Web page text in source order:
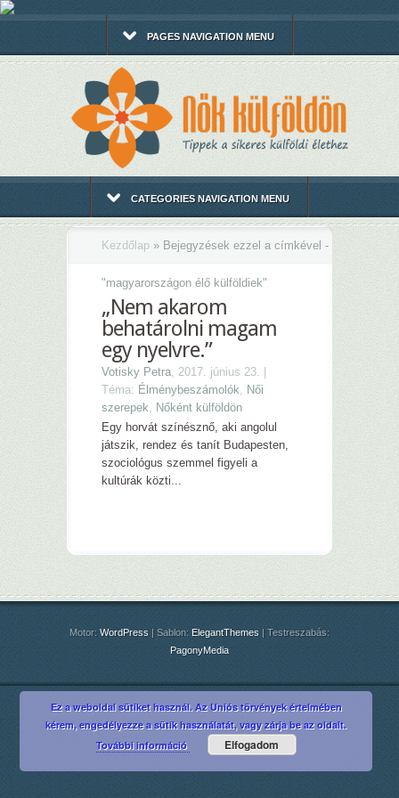
PAGES NAVIGATION MENU
CATEGORIES NAVIGATION MENU
Kezdőlap » Bejegyzések ezzel a címkével -
"magyarországon élő külföldiek"
„Nem akarom
behatárolni magam
egy nyelvre.”
Votisky Petra, 2017. június 23. |
Téma: Élménybeszámolók, Női
szerepek, Nőként külföldön
Egy horvát színésznő, aki angolul
játszik, rendez és tanít Budapesten,
szociológus szemmel figyeli a
kultúrák közti...
Motor: WordPress | Sablon: ElegantThemes | Testreszabás:
PagonyMedia
Ez a weboldal sütiket használ. Az Uniós törvények értelmében
kérem, engedélyezze a sütik használatát, vagy zárja be az oldalt.
További információ
Elfogadom